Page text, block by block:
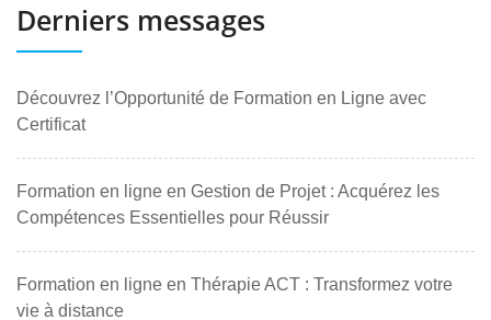
Derniers messages
Découvrez l’Opportunité de Formation en Ligne avec
Certificat
Formation en ligne en Gestion de Projet : Acquérez les
Compétences Essentielles pour Réussir
Formation en ligne en Thérapie ACT : Transformez votre
vie à distance